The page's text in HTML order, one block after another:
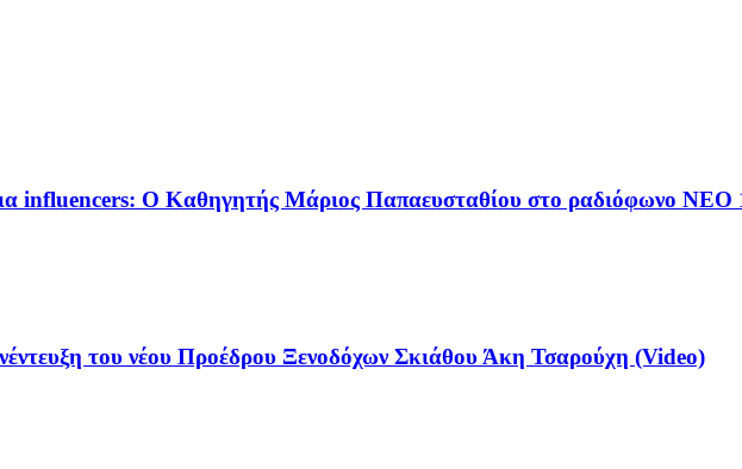
influencers: Ο Καθηγητής Μάριος Παπαευσταθίου στο ραδιόφωνο NEO
του νέου Προέδρου Ξενοδόχων Σκιάθου Άκη Τσαρούχη (Video)